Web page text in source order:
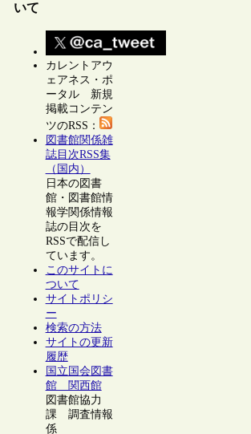
いて
カレントアウ
ェアネス・ポ
ータル 新規
掲載コンテン
ツのRSS：
図書館関係雑
誌目次RSS集
（国内）
日本の図書
館・図書館情
報学関係情報
誌の目次を
RSSで配信し
ています。
このサイトに
ついて
サイトポリシ
ー
検索の方法
サイトの更新
履歴
国立国会図書
館 関西館
図書館協力
課 調査情報
係